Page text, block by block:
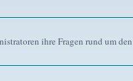
ihre Fragen rund um